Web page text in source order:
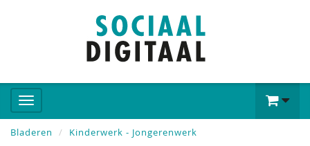
Bladeren Kinderwerk - Jongerenwerk